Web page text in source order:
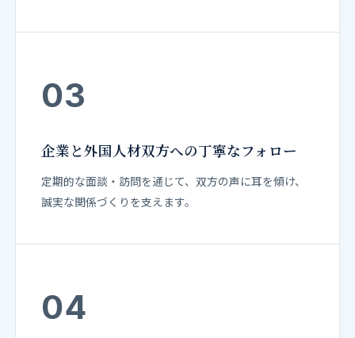
03
企業と外国人材双方への丁寧なフォロー
定期的な面談・訪問を通じて、双方の声に耳を傾け、
誠実な関係づくりを支えます。
04